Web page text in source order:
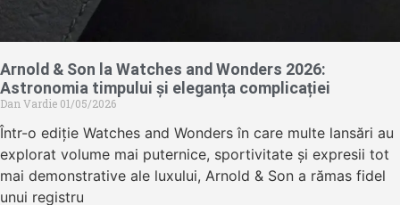
Arnold & Son la Watches and Wonders 2026:
Astronomia timpului și eleganța complicației
Dan Vardie 01/05/2026
Într-o ediție Watches and Wonders în care multe lansări au
explorat volume mai puternice, sportivitate și expresii tot
mai demonstrative ale luxului, Arnold & Son a rămas fidel
unui registru